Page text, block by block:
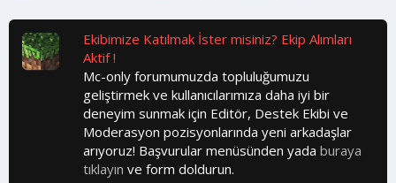
Ekibimize Katılmak İster misiniz? Ekip Alımları
Aktif !
Mc-only forumumuzda topluluğumuzu
geliştirmek ve kullanıcılarımıza daha iyi bir
deneyim sunmak için Editör, Destek Ekibi ve
Moderasyon pozisyonlarında yeni arkadaşlar
arıyoruz! Başvurular menüsünden yada buraya
tıklayın ve form doldurun.